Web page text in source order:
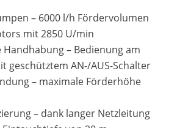
– 6000 l/h Fördervolumen
mit 2850 U/min
– Bedienung am
geschütztem AN-/AUS-Schalter
– maximale Förderhöhe
– dank langer Netzleitung